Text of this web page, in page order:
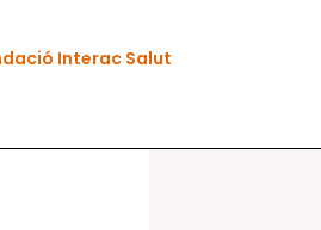
Interac Salut